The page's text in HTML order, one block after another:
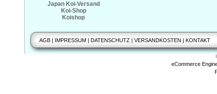
Japan Koi-Versand
Koi-Shop
Koishop
AGB | IMPRESSUM | DATENSCHUTZ | VERSANDKOSTEN | KONTAKT
eCommerce